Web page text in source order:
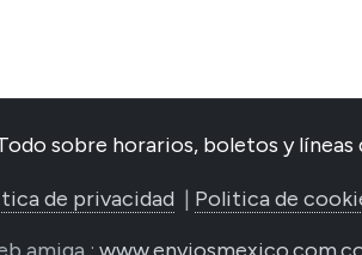
sobre horarios, boletos y
de privacidad | Politica de